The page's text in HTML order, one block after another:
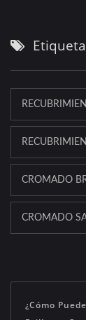
CROMADO
CROMADO
¿Cómo